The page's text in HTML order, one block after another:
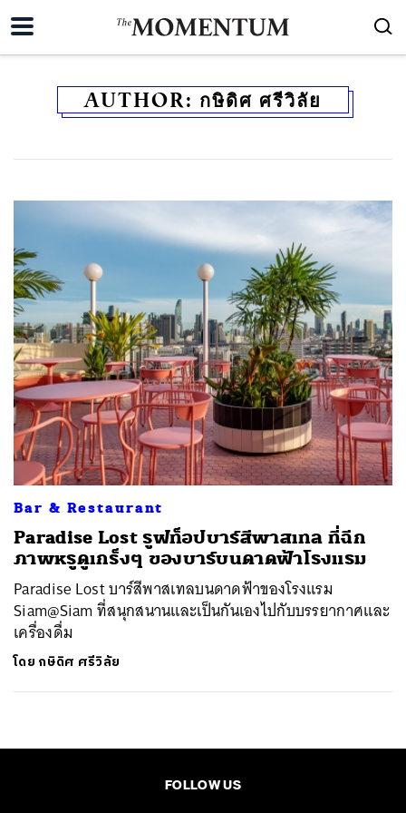
AUTHOR: กษิดิศ ศรีวิลัย
Bar & Restaurant
Paradise Lost รูฟท็อปบาร์สีพาสเทล ที่ฉีก
ภาพหรูดูเกร็งๆ ของบาร์บนดาดฟ้าโรงแรม
Paradise Lost บาร์สีพาสเทลบนดาดฟ้าของโรงแรม
Siam@Siam ที่สนุกสนานและเป็นกันเองไปกับบรรยากาศและ
เครื่องดื่ม
โดย กษิดิศ ศรีวิลัย
FOLLOW US
ค้นหา
SHARE TWEET LINE EMAIL